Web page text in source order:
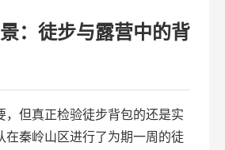
：徒步与露营中的背
，但真正检验徒步背包的还是实
在秦岭山区进行了为期一周的徒